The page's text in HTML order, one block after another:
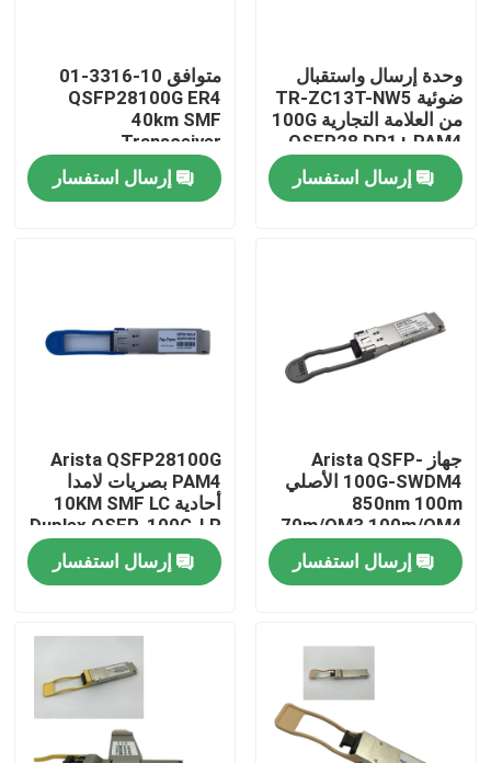
مسكن
منتجات
جولة في المعمل
اتصل بنا
أخبار
وحدة بصرية 400G/800G
وحدة 100G QSFP28
وحدة إرسال واستقبال
ضوئية TR-ZC13T-NW5
من العلامة التجارية 100G
QSFP28 DR1+ PAM4
500M
إرسال استفسار
متوافق 10-3316-01
QSFP28100G ER4
40km SMF
Transceiver
إرسال استفسار
جهاز Arista QSFP-
100G-SWDM4 الأصلي
850nm 100m
70m/OM3 100m/OM4
ناقل MMF مزدوج
إرسال استفسار
Arista QSFP28100G
PAM4 بصريات لامدا
أحادية 10KM SMF LC
Duplex QSFP-100G-LR
إرسال استفسار